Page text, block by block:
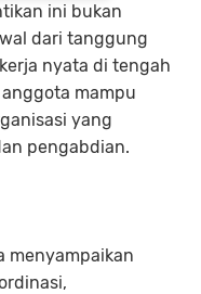
ini bukan
dari tanggung
nyata di tengah
mampu
yang
pengabdian.
menyampaikan